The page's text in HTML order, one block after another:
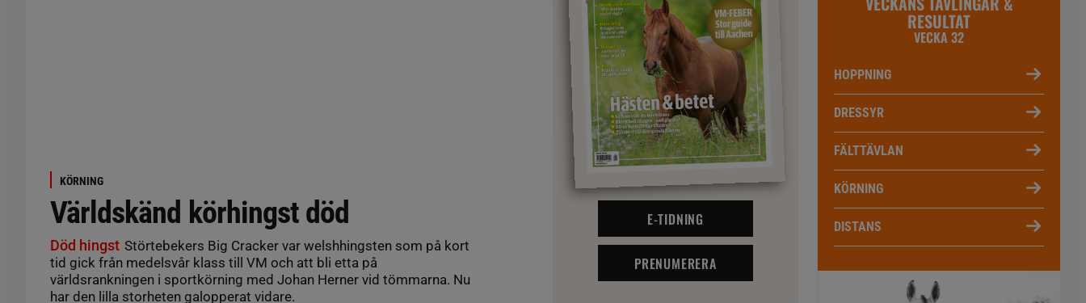
KÖRNING
Världskänd körhingst död
Död hingst Störtebekers Big Cracker var welshhingsten som på kort
tid gick från medelsvår klass till VM och att bli etta på
världsrankningen i sportkörning med Johan Herner vid tömmarna. Nu
har den lilla storheten galopperat vidare.
E-TIDNING
PRENUMERERA
RESULTAT
VECKA 32
HOPPNING
DRESSYR
FÄLTTÄVLAN
KÖRNING
DISTANS